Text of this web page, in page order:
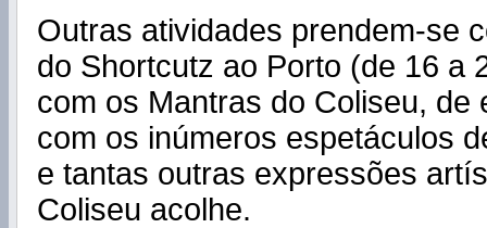
Outras atividades prendem-se
do Shortcutz ao Porto (de 16 a
com os Mantras do Coliseu, de
com os inúmeros espetáculos
e tantas outras expressões
Coliseu acolhe.